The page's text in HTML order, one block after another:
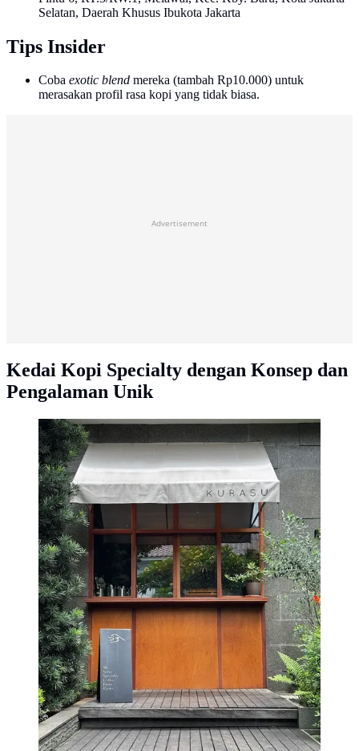
Selatan, Daerah Khusus Ibukota Jakarta
Tips Insider
Coba exotic blend mereka (tambah Rp10.000) untuk
merasakan profil rasa kopi yang tidak biasa.
Advertisement
Kedai Kopi Specialty dengan Konsep dan
Pengalaman Unik